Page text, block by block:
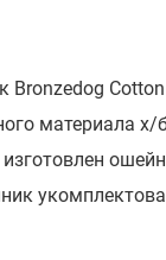
материала х/